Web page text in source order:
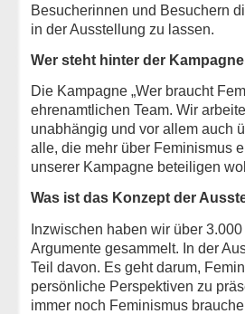
Besucherinnen und Besuchern
in der Ausstellung zu lassen.
Wer steht hinter der
Die Kampagne „Wer braucht
ehrenamtlichen Team. Wir
unabhängig und vor allem auch
alle, die mehr über Feminismus
unserer Kampagne beteiligen
Was ist das Konzept der
Inzwischen haben wir über 3.000
Argumente gesammelt. In der
Teil davon. Es geht darum,
persönliche Perspektiven zu
immer noch Feminismus